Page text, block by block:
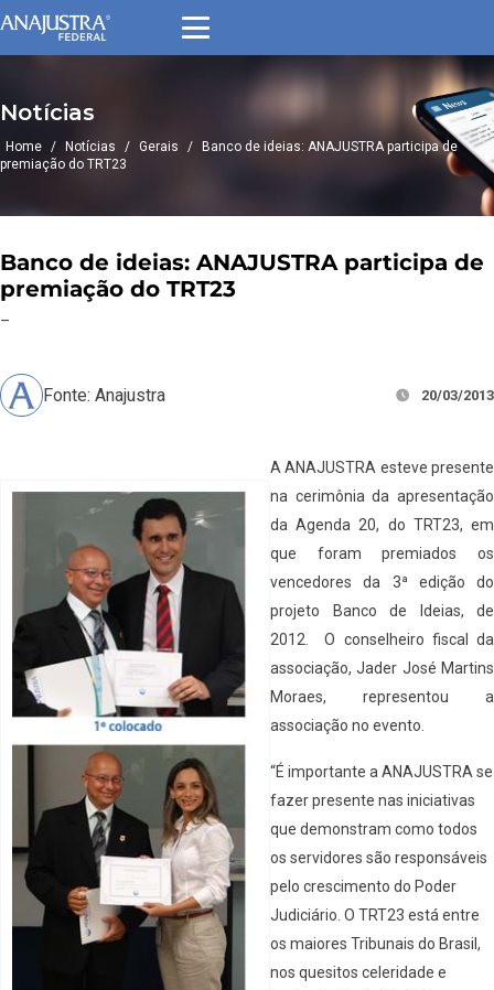
Notícias
Home / Notícias / Gerais /
Banco de ideias: ANAJUSTRA participa de
premiação do TRT23
Banco de ideias: ANAJUSTRA participa de
premiação do TRT23
–
Fonte: Anajustra 20/03/2013
A ANAJUSTRA esteve presente
na cerimônia da apresentação
da Agenda 20, do TRT23, em
que foram premiados os
vencedores da 3ª edição do
projeto Banco de Ideias, de
2012. O conselheiro fiscal da
associação, Jader José Martins
Moraes, representou a
associação no evento.
“É importante a ANAJUSTRA se
fazer presente nas iniciativas
que demonstram como todos
os servidores são responsáveis
pelo crescimento do Poder
Judiciário. O TRT23 está entre
os maiores Tribunais do Brasil,
nos quesitos celeridade e